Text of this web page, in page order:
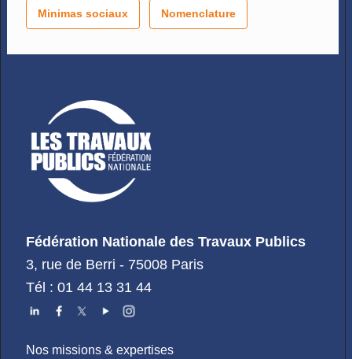
Minimas sociaux Nomenclature
Fédération Nationale des Travaux Publics
3, rue de Berri - 75008 Paris
Tél : 01 44 13 31 44
Nos missions & expertises